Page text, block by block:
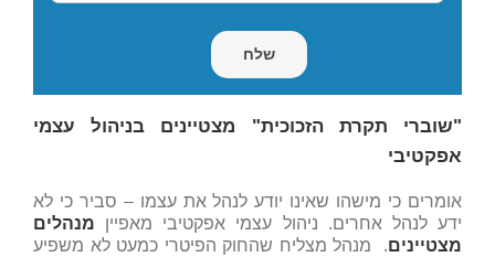
"שוברי תקרת הזכוכית" מצטיינים בניהול עצמי
אפקטיבי
אומרים כי מישהו שאינו יודע לנהל את עצמו – סביר כי לא
ידע לנהל אחרים. ניהול עצמי אפקטיבי מאפיין מנהלים
מצטיינים. מנהל מצליח שהחוק הפיטרי כמעט לא משפיע